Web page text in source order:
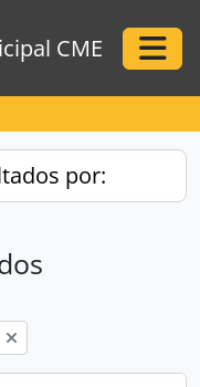
CME
por: